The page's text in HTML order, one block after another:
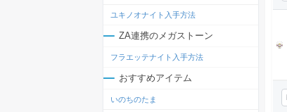
ユキノオナイト入手方法
ZA連携のメガストーン
フラエッテナイト入手方法
おすすめアイテム
いのちのたま